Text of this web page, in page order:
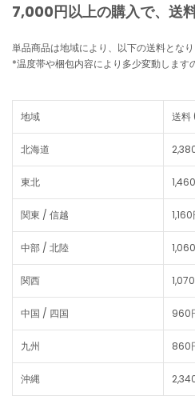
7,000円以上の購入で、 送
単品商品は地域により、以下の送料となり
*温度帯や梱包内容により多少変動します
地域 送料
北海道
東北
関東 / 信越
中部 / 北陸
関西
中国 / 四国 960
九州 860
沖縄